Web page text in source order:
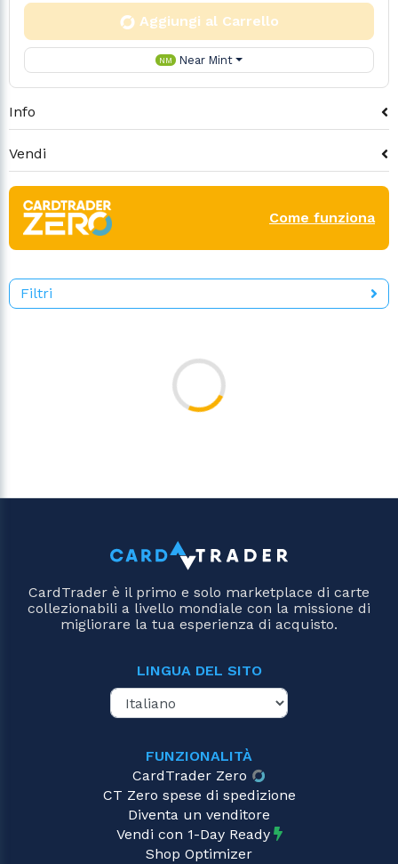
Aggiungi al Carrello
NM Near Mint
Info
Vendi
Come funziona
Filtri
CardTrader è il primo e solo marketplace di carte
collezionabili a livello mondiale con la missione di
migliorare la tua esperienza di acquisto.
LINGUA DEL SITO
FUNZIONALITÀ
CardTrader Zero
CT Zero spese di spedizione
Diventa un venditore
Vendi con 1-Day Ready
Shop Optimizer